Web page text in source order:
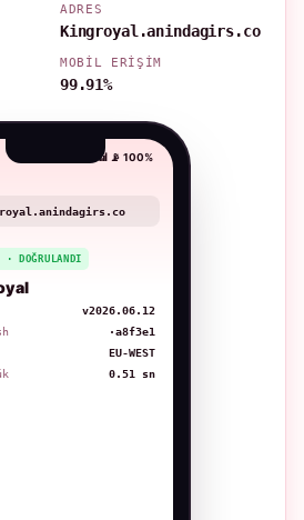
ADRES
Kingroyal.anindagirs.co
MOBIL ERIŞIM
99.91%
📶 📡 100%
DOĞRULANDI
v2026.06.12
·a8f3e1
EU-WEST
0.51 sn